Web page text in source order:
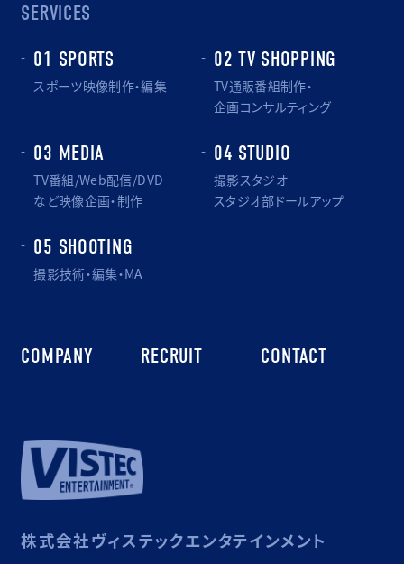
SERVICES
01 SPORTS
スポーツ映像制作・編集
02 TV SHOPPING
TV通販番組制作・
企画コンサルティング
03 MEDIA
TV番組/Web配信/DVD
など映像企画・制作
04 STUDIO
撮影スタジオ
スタジオ部ドールアップ
05 SHOOTING
撮影技術・編集・MA
COMPANY RECRUIT CONTACT
株式会社ヴィステックエンタテインメント